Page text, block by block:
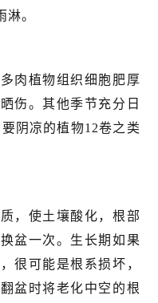
。
肉植物组织细胞肥厚
伤。其他季节充分日
阴凉的植物12卷之类
，使土壤酸化，根部
盆一次。生长期如果
很可能是根系损坏，
盆时将老化中空的根